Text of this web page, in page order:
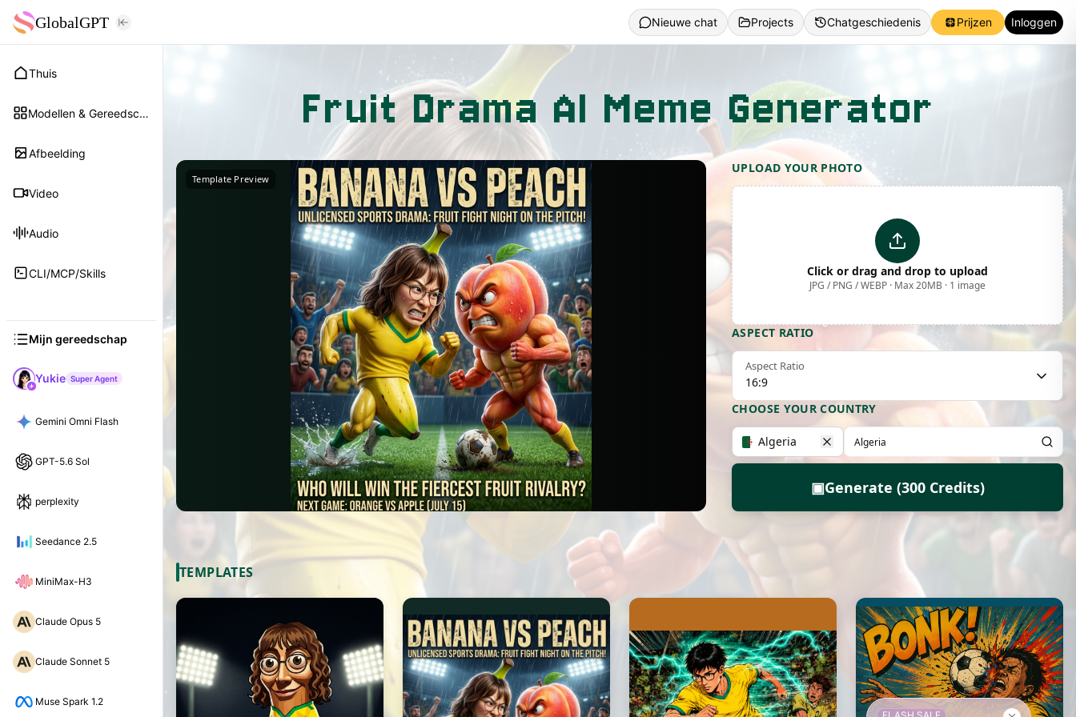
GlobalGPT
Thuis
Modellen & Gereedschap
Afbeelding
Video
Audio
CLI/MCP/Skills
Mijn gereedschap
Yukie Super Agent
Gemini Omni Flash
GPT-5.6 Sol
perplexity
Seedance 2.5
MiniMax-H3
Claude Opus 5
Claude Sonnet 5
Muse Spark 1.2
Nieuwe chat Projects Chatgeschiedenis Prijzen Inloggen
Fruit Drama AI Meme Generator
Template Preview
UPLOAD YOUR PHOTO
Click or drag and drop to upload
JPG / PNG / WEBP · Max 20MB · 1 image
ASPECT RATIO
Aspect Ratio
16:9
CHOOSE YOUR COUNTRY
Algeria
▣Generate (300 Credits)
TEMPLATES